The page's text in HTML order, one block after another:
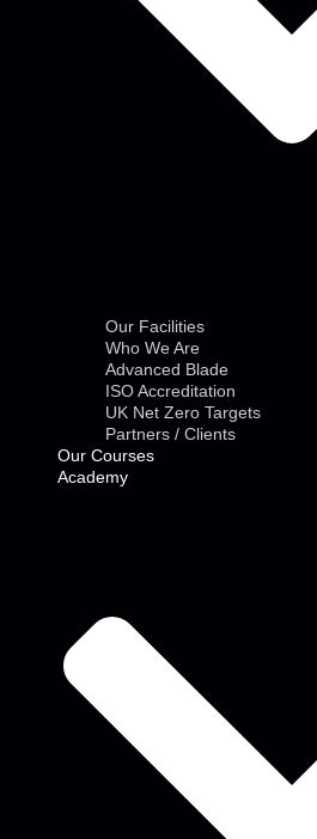
Our Facilities
Who We Are
Advanced Blade
ISO Accreditation
UK Net Zero Targets
Partners / Clients
Our Courses
Academy